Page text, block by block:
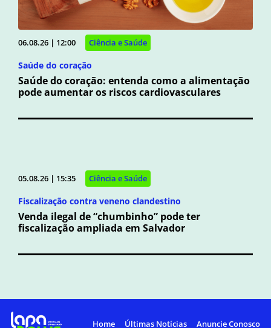
06.08.26 | 12:00 Ciência e Saúde
Saúde do coração
Saúde do coração: entenda como a alimentação
pode aumentar os riscos cardiovasculares
05.08.26 | 15:35 Ciência e Saúde
Fiscalização contra veneno clandestino
Venda ilegal de “chumbinho” pode ter
fiscalização ampliada em Salvador
Home Últimas Notícias Anuncie Conosco